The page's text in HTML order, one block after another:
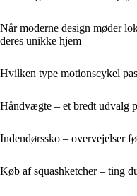
Når moderne design møder
deres unikke hjem
Hvilken type motionscykel
Håndvægte – et bredt udvalg
Indendørssko – overvejelser
Køb af squashketcher – ting